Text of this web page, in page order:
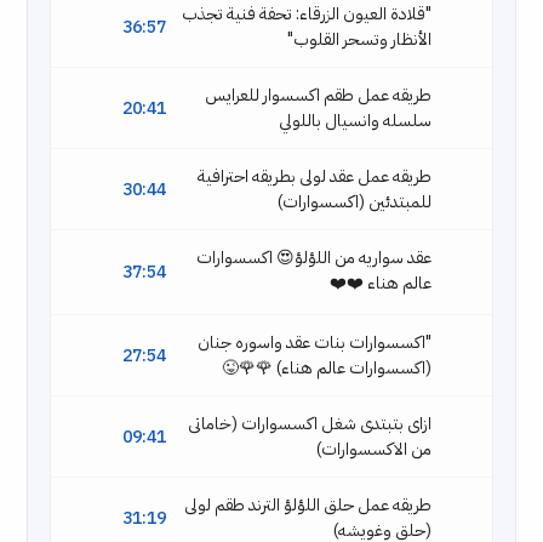
36:57
"قلادة العيون الزرقاء: تحفة فنية تجذب
الأنظار وتسحر القلوب"
20:41
طريقه عمل طقم اكسسوار للعرايس
سلسله وانسيال باللولي
30:44
طريقه عمل عقد لولى بطريقه احترافية
للمبتدئين (اكسسوارات)
37:54
عقد سواريه من اللؤلؤ😍 اكسسوارات
عالم هناء ❤️❤️
27:54
"اكسسوارات بنات عقد واسوره جنان
(اكسسوارات عالم هناء) 🌹🌹😜
09:41
ازاى بتبتدى شغل اكسسوارات (خاماتى
من الاكسسوارات)
31:19
طريقه عمل حلق اللؤلؤ الترند طقم لولى
(حلق وغويشه)